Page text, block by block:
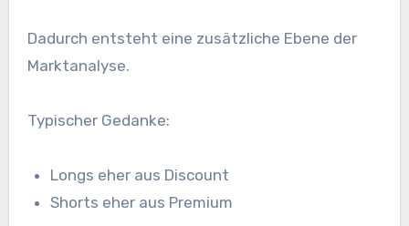
Dadurch entsteht eine zusätzliche Ebene der
Marktanalyse.
Typischer Gedanke:
Longs eher aus Discount
Shorts eher aus Premium